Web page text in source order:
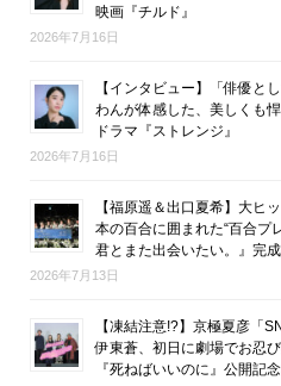
映画『チルド』
2026年7月16日
【インタビュー】「俳優と
わんが体感した、美しくも
ドラマ『ストレンジ』
2026年7月16日
【福原遥＆出口夏希】大ヒ
本の百合に囲まれた“百合プ
君とまた出会いたい。』完
2026年7月13日
【凍結注意!?】京極夏彦「
伊東蒼、初日に劇場でお忍
『死ねばいいのに』公開記